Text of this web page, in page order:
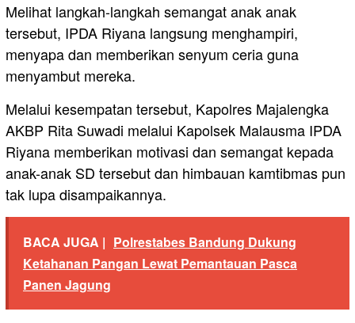
Melihat langkah-langkah semangat anak anak
tersebut, IPDA Riyana langsung menghampiri,
menyapa dan memberikan senyum ceria guna
menyambut mereka.
Melalui kesempatan tersebut, Kapolres Majalengka
AKBP Rita Suwadi melalui Kapolsek Malausma IPDA
Riyana memberikan motivasi dan semangat kepada
anak-anak SD tersebut dan himbauan kamtibmas pun
tak lupa disampaikannya.
BACA JUGA | Polrestabes Bandung Dukung
Ketahanan Pangan Lewat Pemantauan Pasca
Panen Jagung